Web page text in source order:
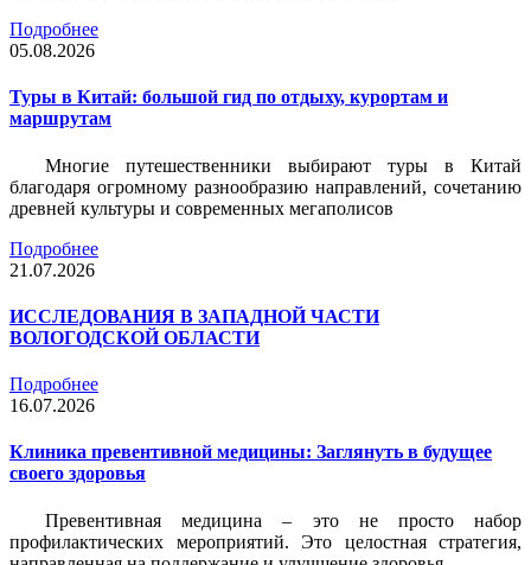
Подробнее
05.08.2026
Туры в Китай: большой гид по отдыху, курортам и
маршрутам
Многие путешественники выбирают туры в Китай
благодаря огромному разнообразию направлений, сочетанию
древней культуры и современных мегаполисов
Подробнее
21.07.2026
ИССЛЕДОВАНИЯ В ЗАПАДНОЙ ЧАСТИ
ВОЛОГОДСКОЙ ОБЛАСТИ
Подробнее
16.07.2026
Клиника превентивной медицины: Заглянуть в будущее
своего здоровья
Превентивная медицина – это не просто набор
профилактических мероприятий. Это целостная стратегия,